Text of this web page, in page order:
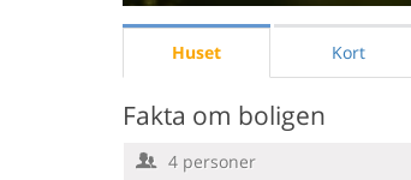
Huset Kort
Fakta om boligen
4 personer